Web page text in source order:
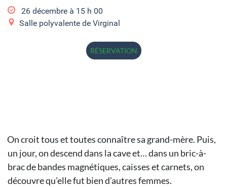
26 décembre à 15 h 00
Salle polyvalente de Virginal
RÉSERVATION
On croit tous et toutes connaître sa grand-mère. Puis,
un jour, on descend dans la cave et… dans un bric-à-
brac de bandes magnétiques, caisses et carnets, on
découvre qu’elle fut bien d’autres femmes.